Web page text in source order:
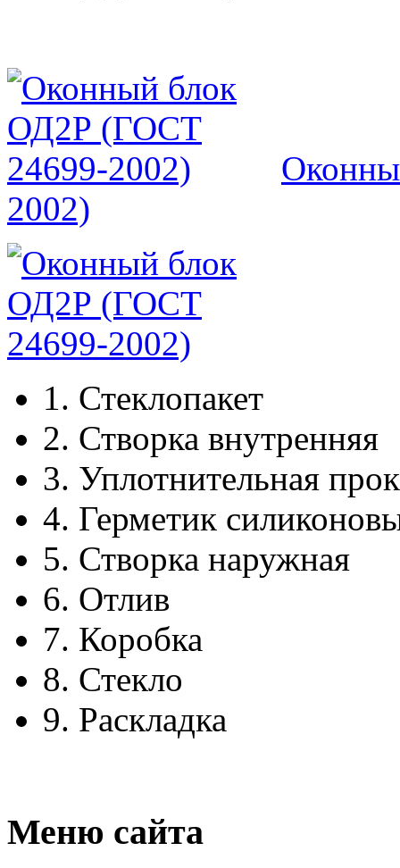
2002)
1. Стеклопакет
2. Створка внутренняя
3. Уплотнительная
4. Герметик
5. Створка наружная
6. Отлив
7. Коробка
8. Стекло
9. Раскладка
Меню сайта